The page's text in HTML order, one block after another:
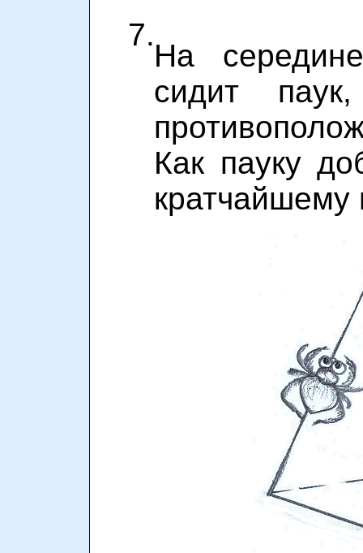
7.
На
сидит
Как пауку
кратчайшему